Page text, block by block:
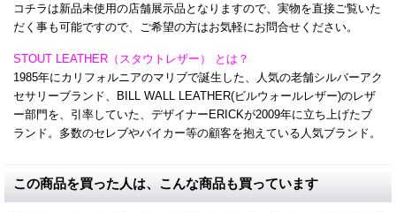
コチラは新品未使用の店舗展示品となりますので、実物を直接ご覧いた
だく事も可能ですので、ご希望の方はお気軽にお問合せください。
STOUT LEATHER（スタウトレザー） とは？
1985年にカリフォルニアのマリブで誕生した、人気の老舗シルバーアク
セサリーブランド、BILL WALL LEATHER(ビルウォールレザー)のレザ
ー部門を、引率していた、デザイナーERICKが2009年に立ち上げたブ
ランド。多数のセレブやバイカー等の顧客を抱えている人気ブランド。
この商品を買った人は、こんな商品も買っています